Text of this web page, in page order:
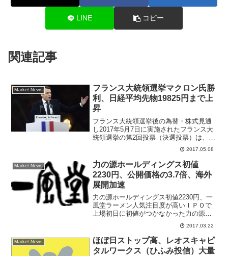
LINE コピー
関連記事
Market News
フランス大統領選挙マクロン氏勝
利、日経平均先物19825円まで上
昇
フランス大統領選挙後の為替・株式見通
し2017年5月7日に実施されたフランス大
統領選挙の第2回投票（決選投票）は、中
道系候補のエマニュエル・マクロン氏が
対立候補者マリーヌ・ルペン氏を圧倒的
に超える得票率で勝利した。フランス史
上最年少で大統領...
2017.05.08
Market News
力の源ホールディングス初値
2230円、公開価格の3.7倍、海外
展開加速
力の源ホールディングス初値2230円、一
風堂ラーメン人気注目度が高いＩＰＯで
上場初日に初値がつかなかった力の源ホ
ールディングス(3561)が上場２日目に２
２３０円で初値をつけた。公開価格６０
０円に対して初値は３．７倍という高い
パフォーマンス...
2017.03.22
Market News
ほぼ日ストップ高、レオスキャピ
タルワークス（ひふみ投信）大量